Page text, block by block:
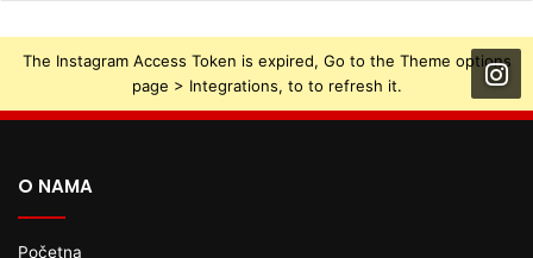
The Instagram Access Token is expired, Go to the Theme options
page > Integrations, to to refresh it.
O NAMA
Početna